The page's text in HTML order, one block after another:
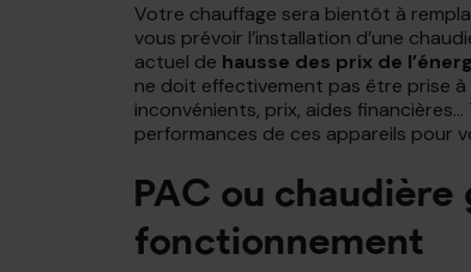
Votre chauffage sera bientôt à
vous prévoir l’installation d’une
actuel de hausse des prix de
ne doit effectivement pas être prise à
inconvénients, prix, aides
performances de ces appareils pour
PAC ou
fonctionnement